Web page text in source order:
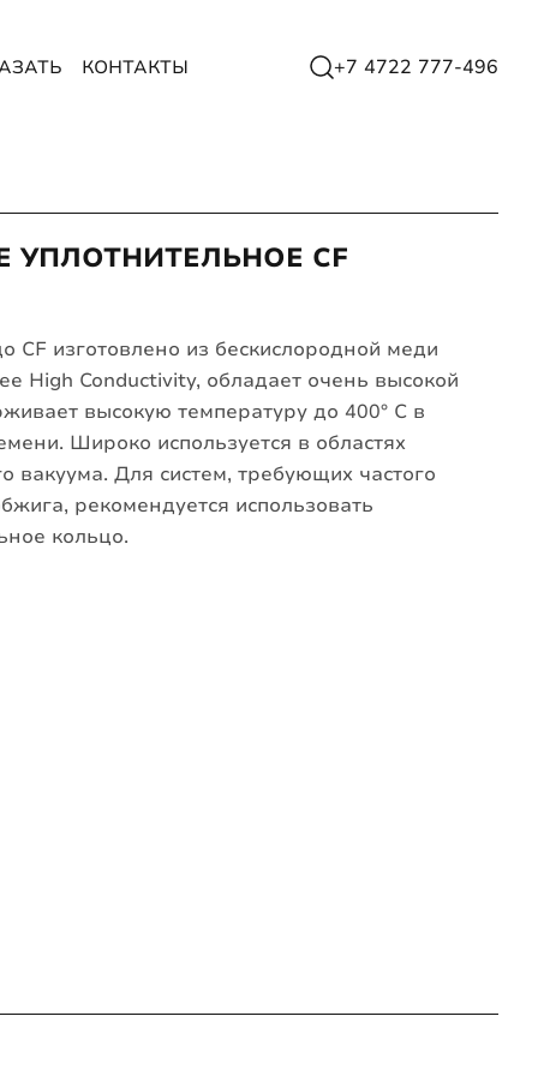
КОНТАКТЫ +7 4722 777-496
CF
CF изготовлено из бескислородной меди
High Conductivity, обладает очень высокой
высокую температуру до 400° С в
Широко используется в областях
вакуума. Для систем, требующих частого
рекомендуется использовать
кольцо.